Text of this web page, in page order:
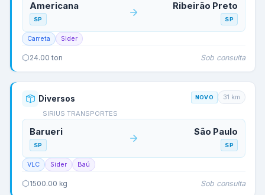
Americana
SP
Ribeirão Preto
SP
Carreta Sider
24.00 ton Sob consulta
Diversos
SIRIUS TRANSPORTES
NOVO 31 km
Barueri
SP
São Paulo
SP
VLC Sider Baú
1500.00 kg Sob consulta